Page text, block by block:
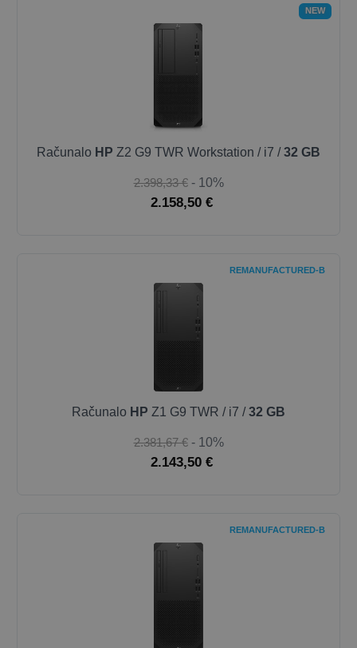
NEW
Računalo HP Z2 G9 TWR Workstation / i7 /32 GB
2.398,33 € - 10%
2.158,50 €
REMANUFACTURED-B
Računalo HP Z1 G9 TWR / i7 /32 GB
2.381,67 € - 10%
2.143,50 €
REMANUFACTURED-B